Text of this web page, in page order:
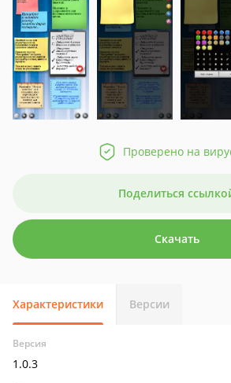
Проверено на
Поделиться
Скачать
Характеристики Версии
Версия
1.0.3